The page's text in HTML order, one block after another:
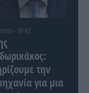
- 09:42
την
για μια